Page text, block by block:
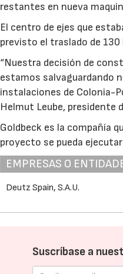
restantes en nueva
El centro de ejes que
previsto el traslado de
“Nuestra decisión de
estamos salvaguardando
instalaciones de Colonia-
Helmut Leube, presidente
Goldbeck es la compañía
proyecto se pueda
EMPRESAS O
Deutz Spain, S.A.U.
Suscríbase a